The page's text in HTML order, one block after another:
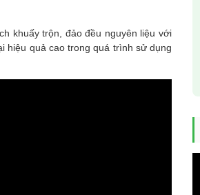
khuấy trộn, đảo đều nguyên liệu với
hiệu quả cao trong quá trình sử dụng